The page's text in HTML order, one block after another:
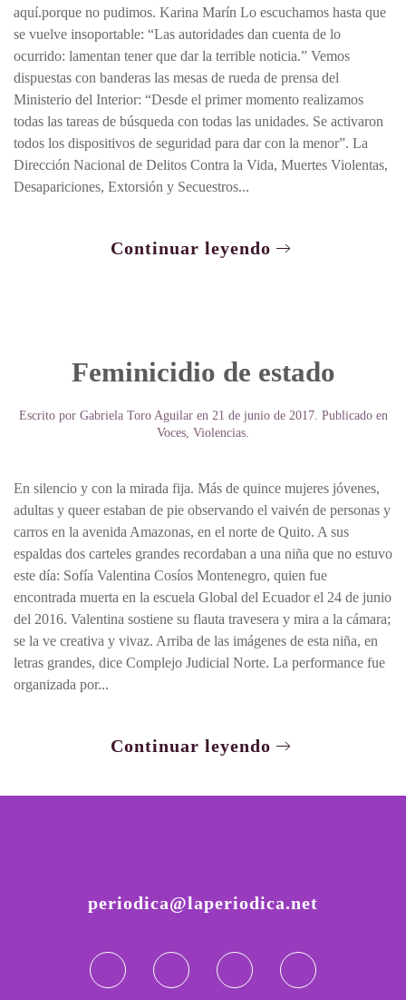
aquí.porque no pudimos. Karina Marín Lo escuchamos hasta que
se vuelve insoportable: “Las autoridades dan cuenta de lo
ocurrido: lamentan tener que dar la terrible noticia.” Vemos
dispuestas con banderas las mesas de rueda de prensa del
Ministerio del Interior: “Desde el primer momento realizamos
todas las tareas de búsqueda con todas las unidades. Se activaron
todos los dispositivos de seguridad para dar con la menor”. La
Dirección Nacional de Delitos Contra la Vida, Muertes Violentas,
Desapariciones, Extorsión y Secuestros...
Continuar leyendo
Feminicidio de estado
Escrito por Gabriela Toro Aguilaren 21 de junio de 2017. Publicado en
Voces, Violencias.
En silencio y con la mirada fija. Más de quince mujeres jóvenes,
adultas y queer estaban de pie observando el vaivén de personas y
carros en la avenida Amazonas, en el norte de Quito. A sus
espaldas dos carteles grandes recordaban a una niña que no estuvo
este día: Sofía Valentina Cosíos Montenegro, quien fue
encontrada muerta en la escuela Global del Ecuador el 24 de junio
del 2016. Valentina sostiene su flauta travesera y mira a la cámara;
se la ve creativa y vivaz. Arriba de las imágenes de esta niña, en
letras grandes, dice Complejo Judicial Norte. La performance fue
organizada por...
Continuar leyendo
periodica@laperiodica.net